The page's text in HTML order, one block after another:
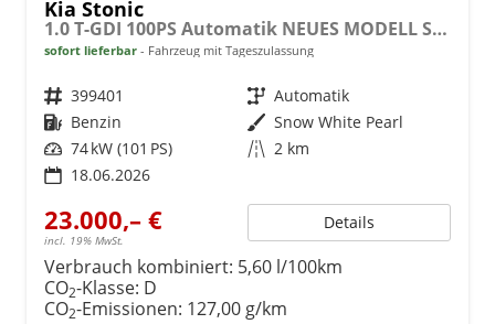
Kia Stonic
1.0 T-GDI 100PS Automatik NEUES MODELL Sitzheizung Lenkradheizung PDC v+h Rückf.Kamera Klima Bluetooth Touchscreen Apple CarPlay Android Auto Tempomat
sofort lieferbar Fahrzeug mit Tageszulassung
Fahrzeugnr. 399401 Getriebe Automatik
Kraftstoff Benzin Außenfarbe Snow White Pearl
Leistung 74 kW (101 PS) Kilometerstand 2 km
18.06.2026
23.000,– €
incl. 19% MwSt.
Details
Verbrauch kombiniert: 5,60 l/100km
CO2-Klasse: D
CO2-Emissionen: 127,00 g/km